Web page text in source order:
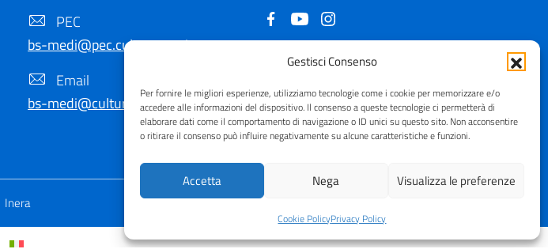
Gestisci Consenso
Per fornire le migliori esperienze, utilizziamo tecnologie come i cookie per memorizzare e/o
accedere alle informazioni del dispositivo. Il consenso a queste tecnologie ci permetterà di
elaborare dati come il comportamento di navigazione o ID unici su questo sito. Non acconsentire
o ritirare il consenso può influire negativamente su alcune caratteristiche e funzioni.
Accetta Nega Visualizza le preferenze
Cookie PolicyPrivacy Policy
PEC
bs-medi@pec.cultura.gov.it
Email
bs-medi@cultura.gov.it
Copyright © 2021 - 2026
Inera